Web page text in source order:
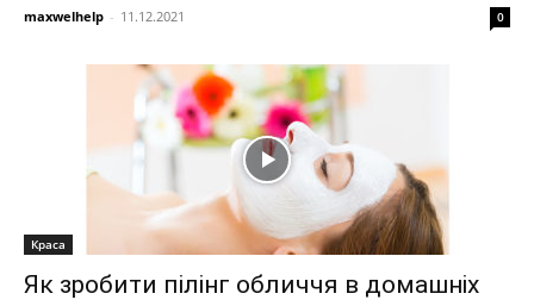
maxwelhelp - 11.12.2021 0
Краса
Як зробити пілінг обличчя в домашніх